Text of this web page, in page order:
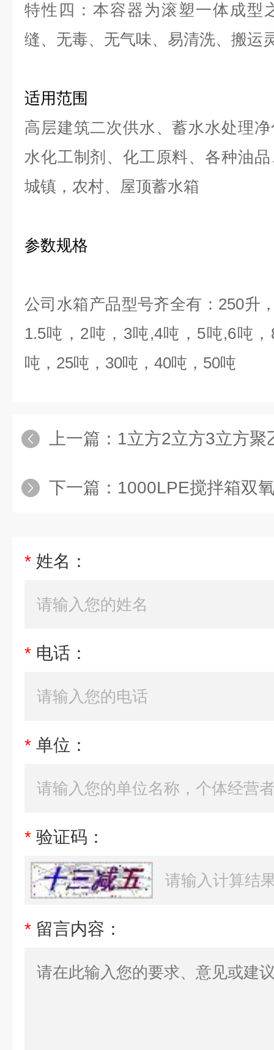
特性四：本容器为滚塑一体成型
缝、无毒、无气味、易清洗、搬运
适用范围
高层建筑二次供水、蓄水水处理
水化工制剂、化工原料、各种油
城镇，农村、屋顶蓄水箱
参数规格
公司水箱产品型号齐全有： 250升
1.5吨， 2吨， 3吨,4吨， 5吨,6吨，
吨， 25吨， 30吨， 40吨， 50吨
上一篇： 1立方2立方3立方聚
下一篇： 1000LPE搅拌箱双
* 姓名：
* 电话：
* 单位：
* 验证码：
* 留言内容：